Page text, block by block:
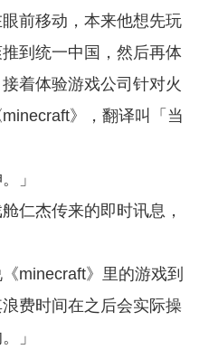
前移动，本来他想先玩
到统一中国，然后再体
着体验游戏公司针对火
》，翻译叫「当
」
仁杰传来的即时讯息，
minecraft》里的游戏到
费时间在之后会实际操
」